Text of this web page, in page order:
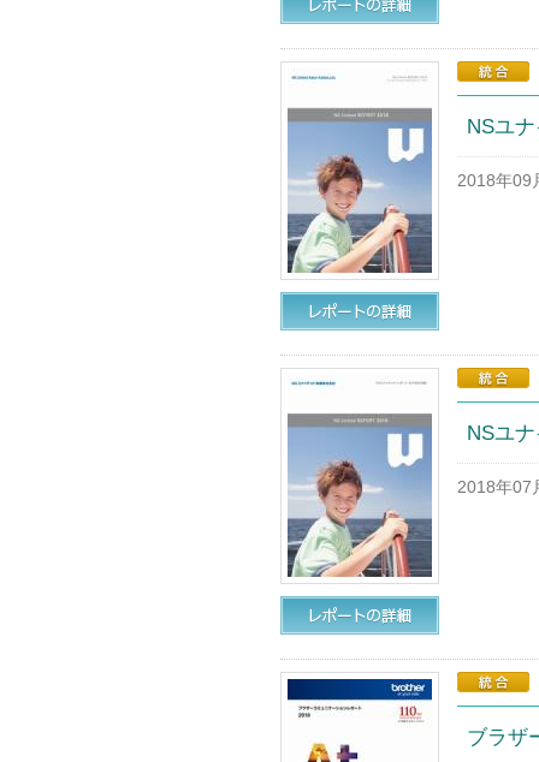
NSユ
2018年09
NSユ
2018年07
ブラザ